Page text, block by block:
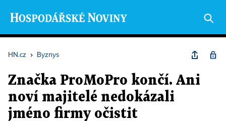
HN.cz › Byznys
Značka ProMoPro končí. Ani
noví majitelé nedokázali
jméno firmy očistit